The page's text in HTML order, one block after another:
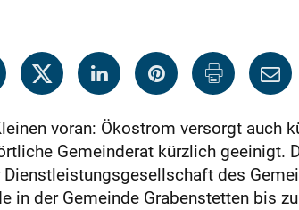
voran: Ökostrom versorgt auch
Gemeinderat kürzlich
des
in der Gemeinde Grabenstetten bis